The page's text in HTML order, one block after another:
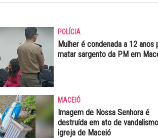
POLÍCIA
Mulher é condenada a 12 anos
matar sargento da PM em
MACEIÓ
Imagem de Nossa Senhora é
destruída em ato de
igreja de Maceió